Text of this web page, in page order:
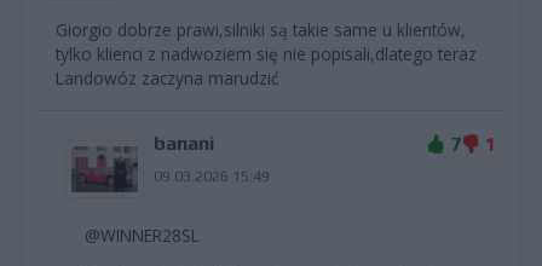
Giorgio dobrze prawi,silniki są takie same u klientów,
tylko klienci z nadwoziem się nie popisali,dlatego teraz
Landowóz zaczyna marudzić
banani
09.03.2026 15:49
7 1
@WINNER28SL